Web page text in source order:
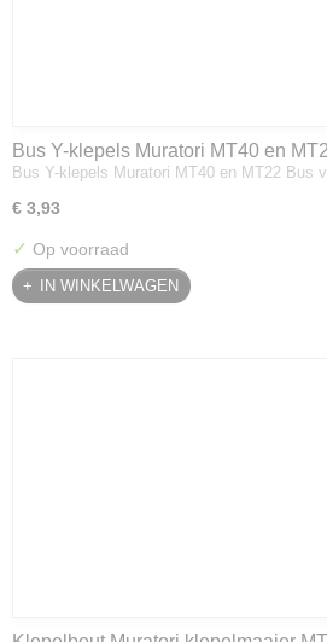
Bus Y-klepels Muratori MT40 en
Bus Y-klepels Muratori MT40 en MT22 Bus
€ 3,93
✓ Op voorraad
IN WINKELWAGEN